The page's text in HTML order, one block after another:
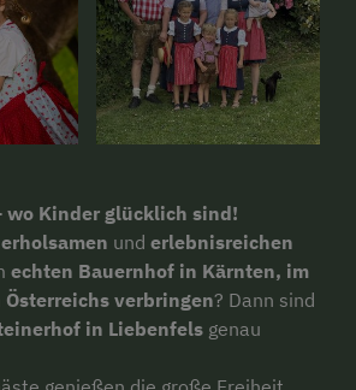
wo Kinder glücklich sind!
erholsamen und erlebnisreichen
echten Bauernhof in Kärnten, im
verbringen? Dann sind
in Liebenfels genau